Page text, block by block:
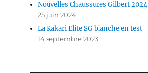
Nouvelles Chaussures Gilbert 2024
25 juin 2024
La Kakari Elite SG blanche en test
14 septembre 2023